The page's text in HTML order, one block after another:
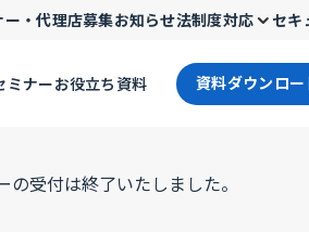
ー・代理店募集お知らせ法制度対応 セキ
ミナーお役立ち資料 資料ダウンロー
の受付は終了いたしました。